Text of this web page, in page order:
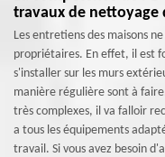
travaux de nettoyage
Les entretiens des maisons
propriétaires. En effet, il est
s'installer sur les murs
manière régulière sont à
très complexes, il va falloir
a tous les équipements
travail. Si vous avez besoin